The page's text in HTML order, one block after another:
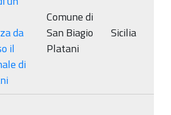
da
il
di
Comune di
San Biagio
Platani
Sicilia